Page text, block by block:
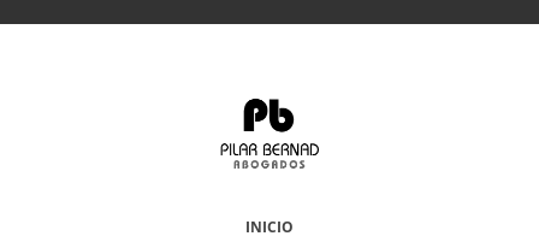
INICIO